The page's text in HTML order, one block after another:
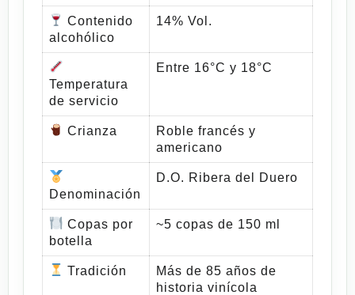
Contenido
alcohólico
14% Vol.
Temperatura
de servicio
Entre 16°C y 18°C
Crianza
Roble francés y
americano
Denominación
D.O. Ribera del Duero
Copas por
botella
~5 copas de 150 ml
Tradición
Más de 85 años de
historia vinícola